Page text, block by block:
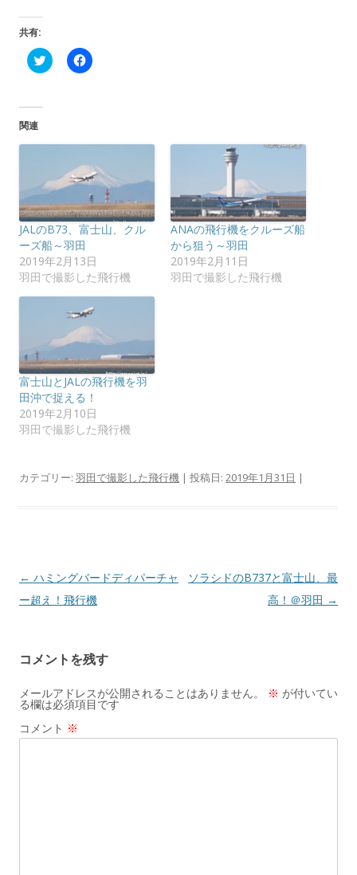
共有:
ク
リ
i
r
で
共
有
(
新
し
い
ウ
ィ
ン
ド
き
ま
す
)
F
a
で
有
す
る
に
は
ク
リ
ッ
し
て
く
だ
さ
い
(
新
し
ウ
ィ
ン
ド
ウ
で
開
き
関連
JALのB73、富士山、クル
ーズ船～羽田
2019年2月13日
羽田で撮影した飛行機
ANAの飛行機をクルーズ船
から狙う～羽田
2019年2月11日
羽田で撮影した飛行機
富士山とJALの飛行機を羽
田沖で捉える！
2019年2月10日
羽田で撮影した飛行機
カテゴリー: 羽田で撮影した飛行機 | 投稿日: 2019年1月31日 |
投
稿
ゲ
ー
シ
ョ
← ハミングバードディパーチャ
ー超え！飛行機
ソラシドのB737と富士山、最
高！＠羽田 →
コメントを残す
メールアドレスが公開されることはありません。 ※ が付いてい
る欄は必須項目です
コメント ※